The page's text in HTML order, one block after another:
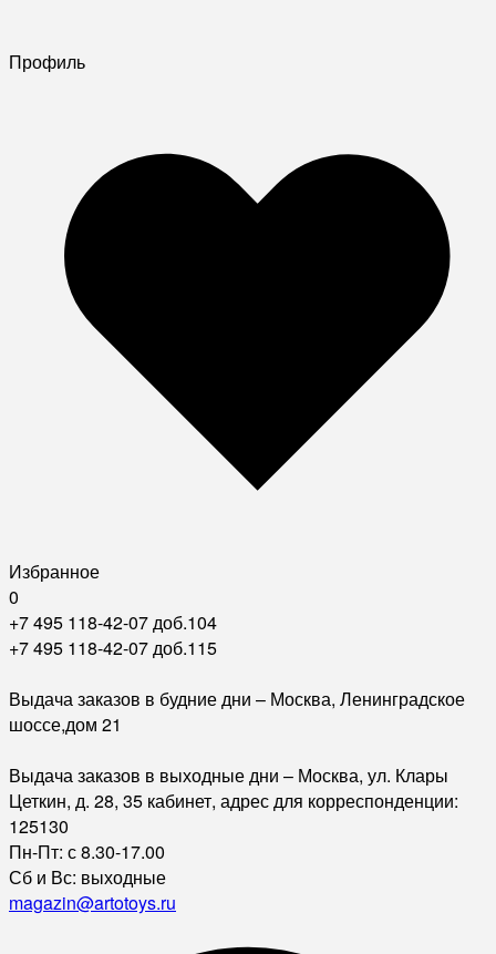
Профиль
Избранное
0
+7 495 118-42-07 доб.104
+7 495 118-42-07 доб.115
Выдача заказов в будние дни – Москва, Ленинградское
шоссе,дом 21
Выдача заказов в выходные дни – Москва, ул. Клары
Цеткин, д. 28, 35 кабинет, адрес для корреспонденции:
125130
Пн-Пт: с 8.30-17.00
Сб и Вс: выходные
magazin@artotoys.ru